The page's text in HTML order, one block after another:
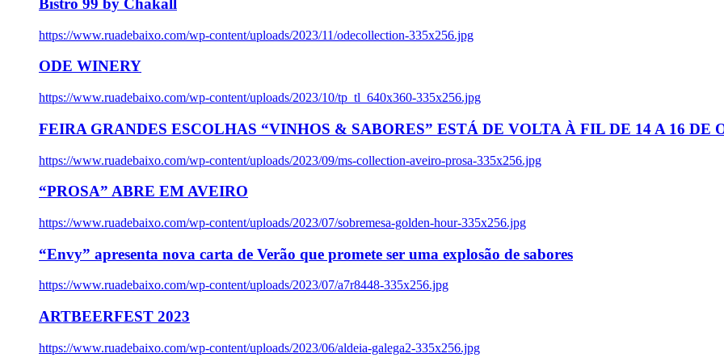
Bistro 99 by Chakall
https://www.ruadebaixo.com/wp-content/uploads/2023/11/odecollection-335x256.jpg
ODE WINERY
https://www.ruadebaixo.com/wp-content/uploads/2023/10/tp_tl_640x360-335x256.jpg
FEIRA GRANDES ESCOLHAS “VINHOS & SABORES” ESTÁ DE VOLTA À FIL DE 14 A 16 DE
https://www.ruadebaixo.com/wp-content/uploads/2023/09/ms-collection-aveiro-prosa-335x256.jpg
“PROSA” ABRE EM AVEIRO
https://www.ruadebaixo.com/wp-content/uploads/2023/07/sobremesa-golden-hour-335x256.jpg
“Envy” apresenta nova carta de Verão que promete ser uma explosão de sabores
https://www.ruadebaixo.com/wp-content/uploads/2023/07/a7r8448-335x256.jpg
ARTBEERFEST 2023
https://www.ruadebaixo.com/wp-content/uploads/2023/06/aldeia-galega2-335x256.jpg